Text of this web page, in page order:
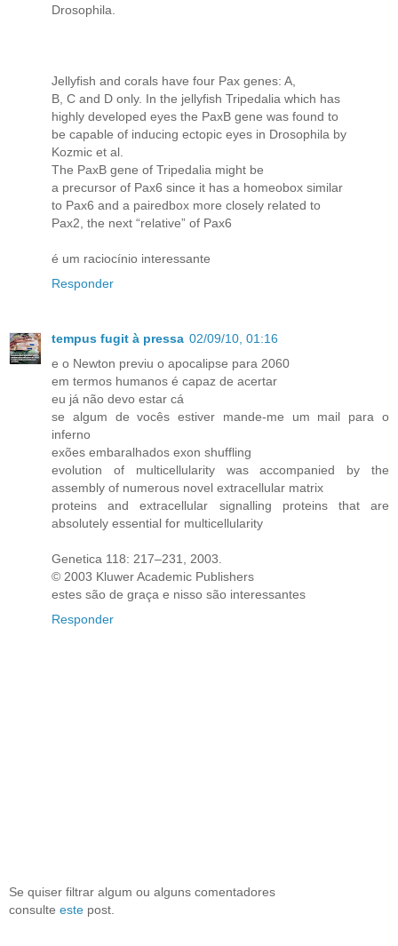
Drosophila.
Jellyfish and corals have four Pax genes: A,
B, C and D only. In the jellyfish Tripedalia which has
highly developed eyes the PaxB gene was found to
be capable of inducing ectopic eyes in Drosophila by
Kozmic et al.
The PaxB gene of Tripedalia might be
a precursor of Pax6 since it has a homeobox similar
to Pax6 and a pairedbox more closely related to
Pax2, the next “relative” of Pax6
é um raciocínio interessante
Responder
tempus fugit à pressa 02/09/10, 01:16
e o Newton previu o apocalipse para 2060
em termos humanos é capaz de acertar
eu já não devo estar cá
se algum de vocês estiver mande-me um mail para o
inferno
exões embaralhados exon shuffling
evolution of multicellularity was accompanied by the
assembly of numerous novel extracellular matrix
proteins and extracellular signalling proteins that are
absolutely essential for multicellularity
Genetica 118: 217–231, 2003.
© 2003 Kluwer Academic Publishers
estes são de graça e nisso são interessantes
Responder
Se quiser filtrar algum ou alguns comentadores
consulte este post.